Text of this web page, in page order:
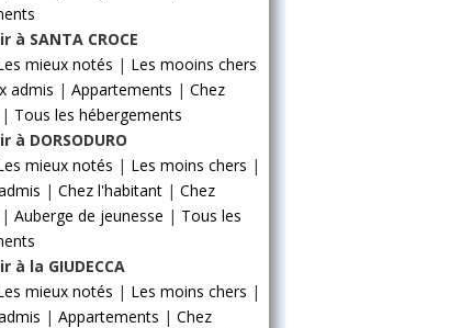
à SANTA CROCE
mieux notés | Les mooins chers
admis | Appartements | Chez
Tous les hébergements
à DORSODURO
mieux notés | Les moins chers |
| Chez l'habitant| Chez
Auberge de jeunesse | Tous les
à la GIUDECCA
mieux notés | Les moins chers |
| Appartements | Chez